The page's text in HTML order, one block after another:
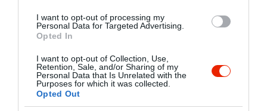
I want to opt-out of processing my
Personal Data for Targeted Advertising.
Opted In
I want to opt-out of Collection, Use,
Retention, Sale, and/or Sharing of my
Personal Data that Is Unrelated with the
Purposes for which it was collected.
Opted Out
2020. Január 22.
Maradéktalan tájékoztatást
kaptunk az ételekről, minden